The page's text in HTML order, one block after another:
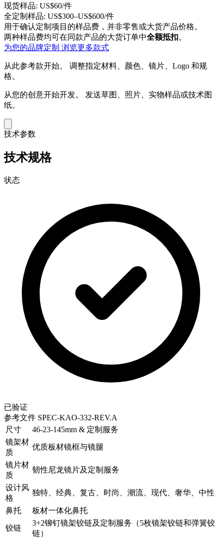
现货样品: US$60/件
全定制样品: US$300–US$600/件
用于确认定制项目的样品费，并非零售或大货产品价格。
两种样品费均可在同款产品的大货订单中全额抵扣。
为您的品牌定制 浏览更多款式
从此参考款开始。 调整指定材料、颜色、镜片、Logo 和规
格。
从您的创意开始开发。 发送草图、照片、实物样品或技术图
纸。
技术参数
技术规格
状态
已验证
参考文件 SPEC-KAO-332-REV.A
尺寸
46-23-145mm & 定制服务
镜架材
质
优质板材镜框与镜腿
镜片材
质
韧性尼龙镜片及定制服务
设计风
格
独特、经典、复古、时尚、潮流、现代、奢华、中性
鼻托 板材一体化鼻托
铰链
3+2铆钉镜架铰链及定制服务（5枚镜架铰链和弹簧铰
链）